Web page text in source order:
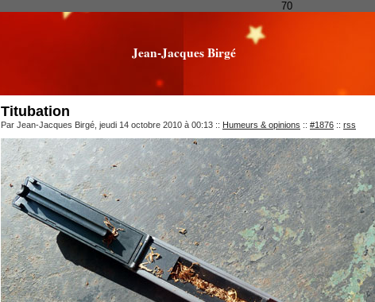
70
Jean-Jacques Birgé
Titubation
Par Jean-Jacques Birgé, jeudi 14 octobre 2010 à 00:13 :: Humeurs & opinions :: #1876 :: rss